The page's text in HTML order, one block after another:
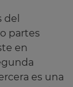
del
partes
en
es una